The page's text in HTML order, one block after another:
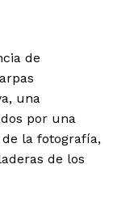
de
una
por una
la fotografía,
de los